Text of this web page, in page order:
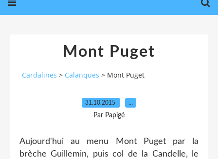
Mont Puget
Cardalines > Calanques > Mont Puget
31.10.2015 …
Par Papigé
Aujourd'hui au menu Mont Puget par la
brèche Guillemin, puis col de la Candelle, le